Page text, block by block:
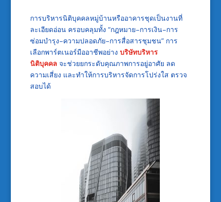
การบริหารนิติบุคคลหมู่บ้านหรืออาคารชุดเป็นงานที่
ละเอียดอ่อน ครอบคลุมทั้ง “กฎหมาย–การเงิน–การ
ซ่อมบำรุง–ความปลอดภัย–การสื่อสารชุมชน” การ
เลือกพาร์ตเนอร์มืออาชีพอย่าง บริษัทบริหาร
นิติบุคคล จะช่วยยกระดับคุณภาพการอยู่อาศัย ลด
ความเสี่ยง และทำให้การบริหารจัดการโปร่งใส ตรวจ
สอบได้